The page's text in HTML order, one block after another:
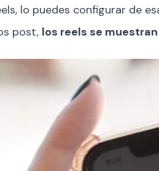
lo puedes configurar de
post, los reels se